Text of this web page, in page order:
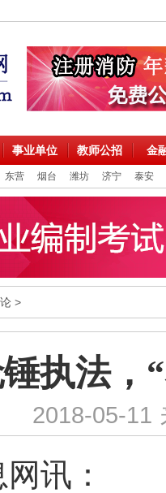
事业单位 教师公招 金
东营 烟台 潍坊 济宁 泰安
>
执法，
2018-05-11
讯：